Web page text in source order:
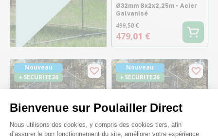
Bienvenue sur Poulailler Direct
Plateforme de Gestion du
Nous utilisons des cookies, y compris des cookies tiers, afin
d’assurer le bon fonctionnement du site, améliorer votre expérience
Ø32mm 8x2x2,25m - Acier
Galvanisé
499,50 €
479,01 €
Nouveau
♦ SECURITE26
Nouveau
♦ SECURITE26